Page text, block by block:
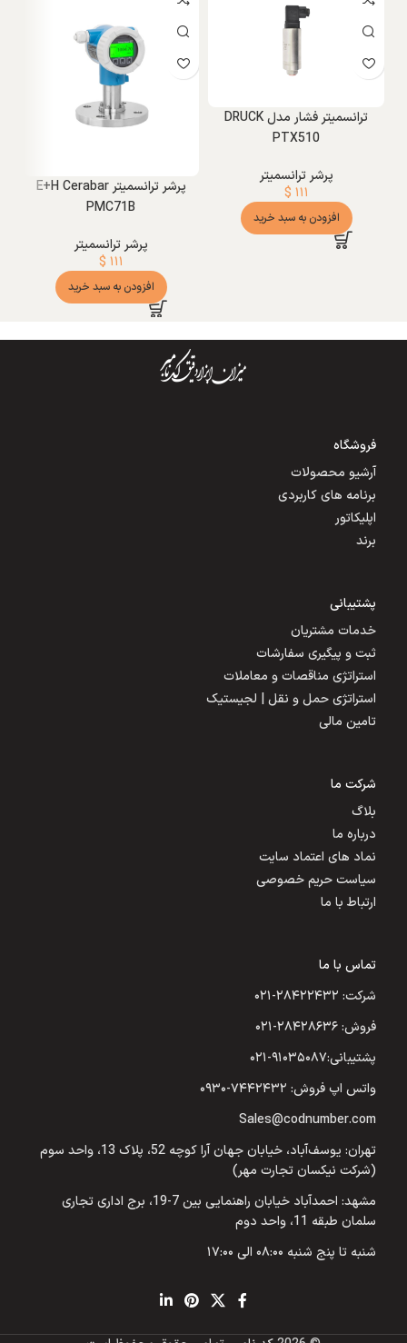
ترانسمیتر فشار مدل DRUCK
PTX510
پرشر ترانسمیتر
$ ۱۱۱
افزودن به سبد خرید
پرشر ترانسمیتر E+H Cerabar
PMC71B
پرشر ترانسمیتر
$ ۱۱۱
افزودن به سبد خرید
فروشگاه
آرشیو محصولات
برنامه های کاربردی
اپلیکاتور
برند
پشتیبانی
خدمات مشتریان
ثبت و پیگیری سفارشات
استراتژی مناقصات و معاملات
استراتژی حمل و نقل | لجیستیک
تامین مالی
شرکت ما
بلاگ
درباره ما
نماد های اعتماد سایت
سیاست حریم خصوصی
ارتباط با ما
تماس با ما
شرکت: ۲۸۴۲۲۴۳۲-۰۲۱
فروش: ۲۸۴۲۸۶۳۶-۰۲۱
پشتیبانی:۹۱۰۳۵۰۸۷-۰۲۱
واتس اپ فروش: ۷۴۴۲۴۳۲-۰۹۳۰
Sales@codnumber.com
تهران: یوسف‌آباد، خیابان جهان آرا کوچه 52، پلاک 13، واحد سوم
(شرکت نیکسان تجارت مهر)
مشهد: احمدآباد خیابان راهنمایی بین 7-19، برج اداری تجاری
سلمان طبقه 11، واحد دوم
شنبه تا پنج شنبه ۰۸:۰۰ الی ۱۷:۰۰